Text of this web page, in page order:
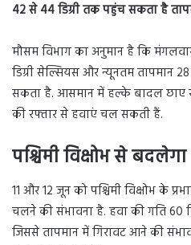
42 से 44 डिग्री तक पहुंच सकता है
मौसम विभाग का अनुमान है कि
डिग्री सेल्सियस और न्यूनतम तापमान
सकता है. आसमान में हल्के बादल छाए
की रफ्तार से हवाएं चल सकती हैं.
पश्चिमी विक्षोभ से
11 और 12 जून को पश्चिमी विक्षोभ के
चलने की संभावना है. हवा की गति 60
जिससे तापमान में गिरावट आने की